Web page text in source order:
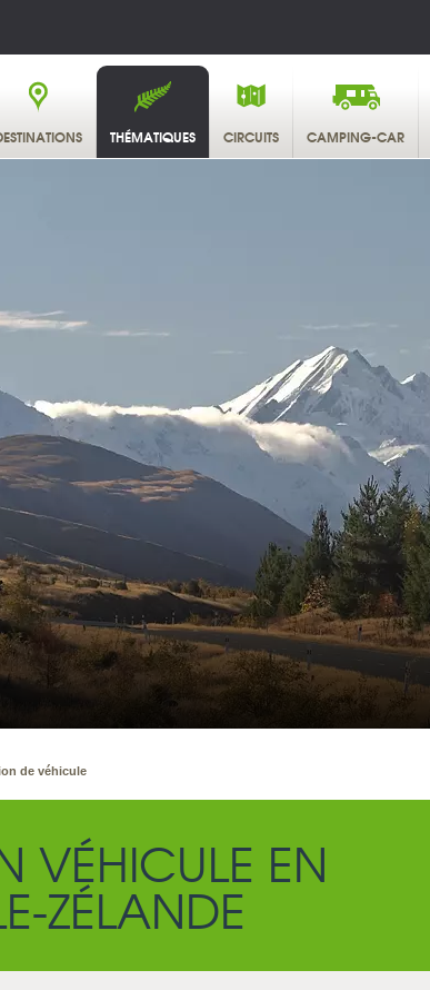
THÉMATIQUES CIRCUITS CAMPING-CAR
de véhicule
VÉHICULE EN
ZÉLANDE